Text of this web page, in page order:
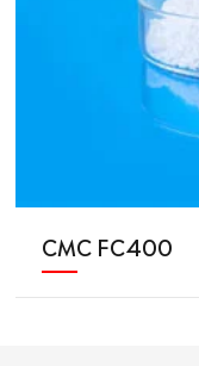
CMC FC400